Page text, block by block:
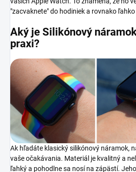
"zacvaknete" do hodiniek a rovnako
Aký je Silikónový
praxi?
Ak hľadáte klasický silikónový náramok,
vaše očakávania. Materiál je kvalitný a
ľahký a pohodlne sa nosí na zápästí.